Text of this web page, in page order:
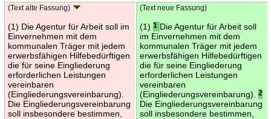
(Text alte Fassung)
(1) Die Agentur für Arbeit soll im
Einvernehmen mit dem
kommunalen Träger mit jedem
erwerbsfähigen Hilfebedürftigen
die für seine Eingliederung
erforderlichen Leistungen
vereinbaren
(Eingliederungsvereinbarung).
Die Eingliederungsvereinbarung
soll insbesondere bestimmen,
(Text neue Fassung)
(1) 1 Die Agentur für Arbeit soll
im Einvernehmen mit dem
kommunalen Träger mit jedem
erwerbsfähigen Hilfebedürftigen
die für seine Eingliederung
erforderlichen Leistungen
vereinbaren
(Eingliederungsvereinbarung).
2
Die Eingliederungsvereinbarung
soll insbesondere bestimmen,